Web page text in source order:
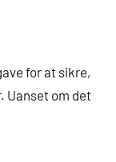
for at sikre,
Uanset om det